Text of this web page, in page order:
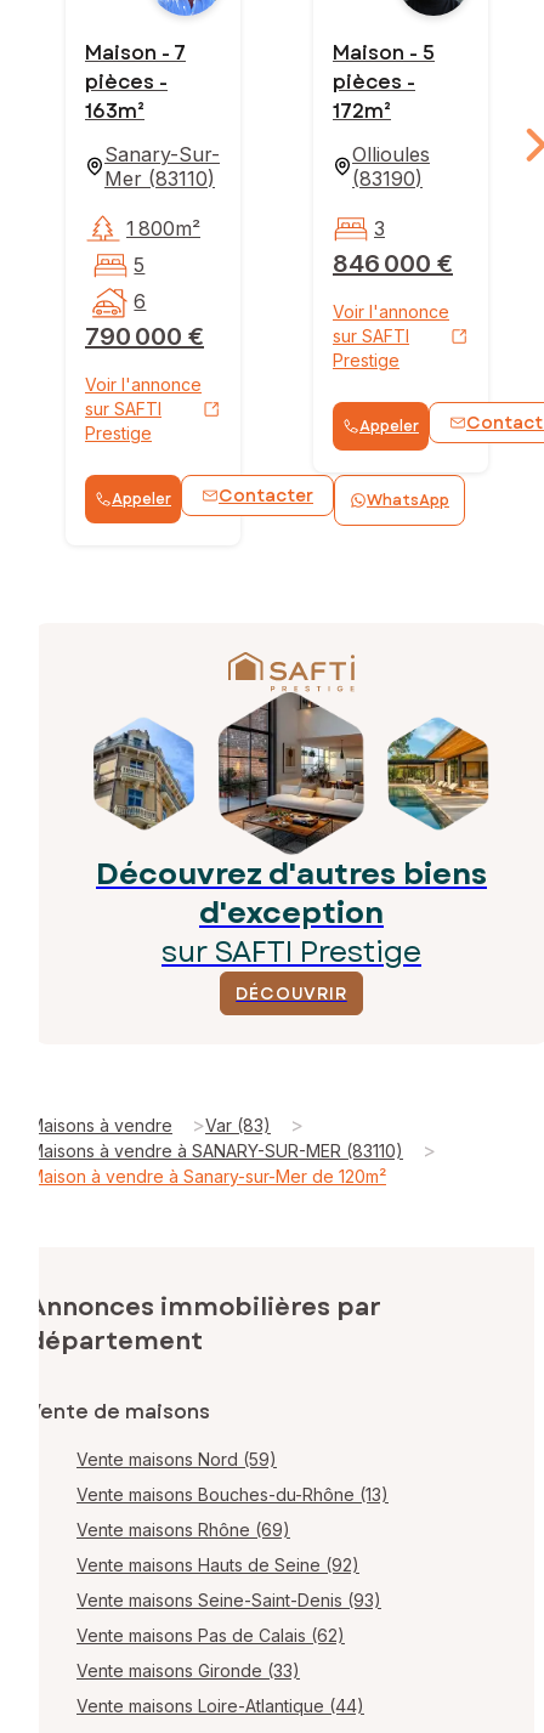
Maison - 7
pièces -
163m²
Sanary-Sur-
Mer (83110)
790 000 €
1 800m²
5
6
Voir l'annonce
sur SAFTI
Prestige
Appeler Contacter WhatsApp
Maison - 5
pièces -
172m²
Ollioules
(83190)
846 000 €
3
Voir l'annonce
sur SAFTI
Prestige
Appeler
Découvrez d'autres biens
d'exception
sur SAFTI Prestige
DÉCOUVRIR
Maisons à vendre >Var (83) >
Maisons à vendre à SANARY-SUR-MER (83110) >
Maison à vendre à Sanary-sur-Mer de 120m²
Annonces immobilières par
département
Vente de maisons
Vente maisons Nord (59)
Vente maisons Bouches-du-Rhône (13)
Vente maisons Rhône (69)
Vente maisons Hauts de Seine (92)
Vente maisons Seine-Saint-Denis (93)
Vente maisons Pas de Calais (62)
Vente maisons Gironde (33)
Vente maisons Loire-Atlantique (44)